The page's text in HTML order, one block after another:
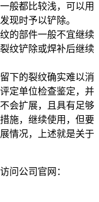
般都比较浅，可以用
现时予以铲除。
的部件一般不宜继续
纹铲除或焊补后继续
下的裂纹确实难以消
定单位检查鉴定，并
会扩展，且具有足够
施，继续使用，但要
情况，上述就是关于
问公司官网：